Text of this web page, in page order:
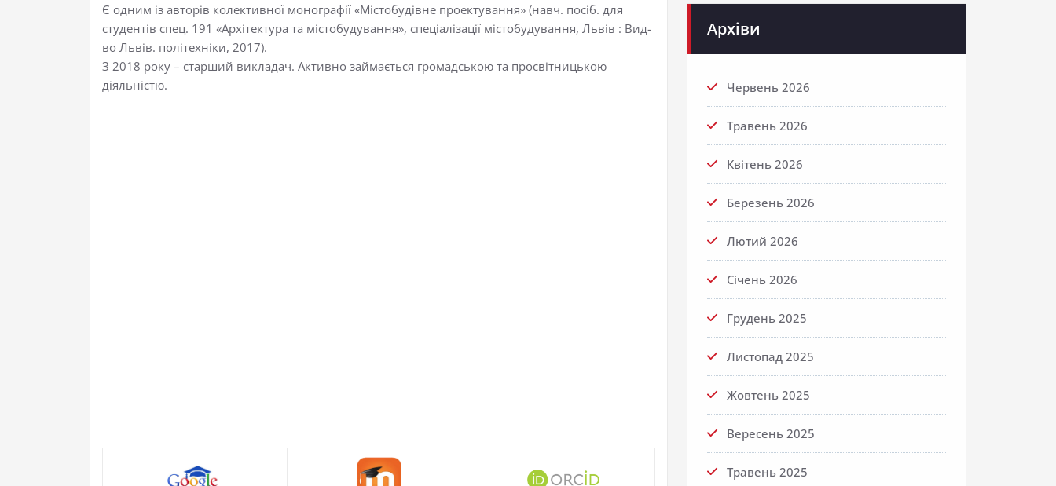
Є одним із авторів колективної монографії «Містобудівне проектування» (навч. посіб. для
студентів спец. 191 «Архітектура та містобудування», спеціалізації містобудування, Львів : Вид-
во Львів. політехніки, 2017).
З 2018 року – старший викладач. Активно займається громадською та просвітницькою
діяльністю.
Архіви
Червень 2026
Травень 2026
Квітень 2026
Березень 2026
Лютий 2026
Січень 2026
Грудень 2025
Листопад 2025
Жовтень 2025
Вересень 2025
Травень 2025